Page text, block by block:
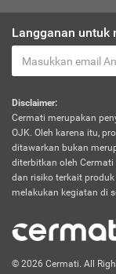
Langganan untuk
Disclaimer:
Cermati merupakan
OJK. Oleh karena itu,
ditawarkan bukan
diterbitkan oleh
dan risiko terkait
melakukan kegiatan di
© 2026 Cermati. All